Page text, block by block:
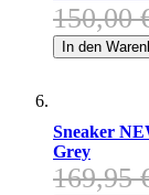
150,00
In den
Sneaker
Grey
169,95